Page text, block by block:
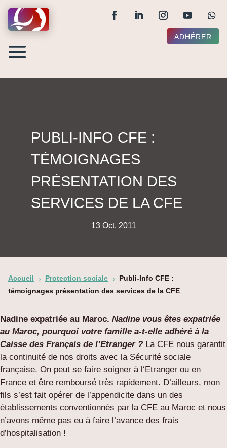
ADHÉRER
PUBLI-INFO CFE :
TÉMOIGNAGES
PRÉSENTATION DES
SERVICES DE LA CFE
13 Oct, 2011
Accueil 5 Protection sociale 5
Publi-Info CFE :
témoignages présentation des services de la CFE
Nadine expatriée au Maroc. Nadine vous êtes expatriée
au Maroc, pourquoi votre famille a-t-elle adhéré à la
Caisse des Français de l’Etranger ? La CFE nous garantit
la continuité de nos droits avec la Sécurité sociale
française. On peut se faire soigner à l‘Etranger ou en
France et être remboursé très rapidement. D’ailleurs, mon
fils s’est fait opérer de l’appendicite dans un des
établissements conventionnés par la CFE au Maroc et nous
n’avons même pas eu à faire l’avance des frais
d’hospitalisation !